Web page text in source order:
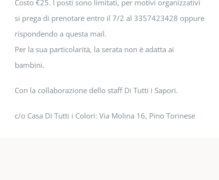
Costo €25. I posti sono limitati, per motivi organizzativi
si prega di prenotare entro il 7/2 al 3357423428 oppure
rispondendo a questa mail.
Per la sua particolarità, la serata non è adatta ai
bambini.
Con la collaborazione dello staff Di Tutti i Sapori.
c/o Casa Di Tutti i Colori: Via Molina 16, Pino Torinese